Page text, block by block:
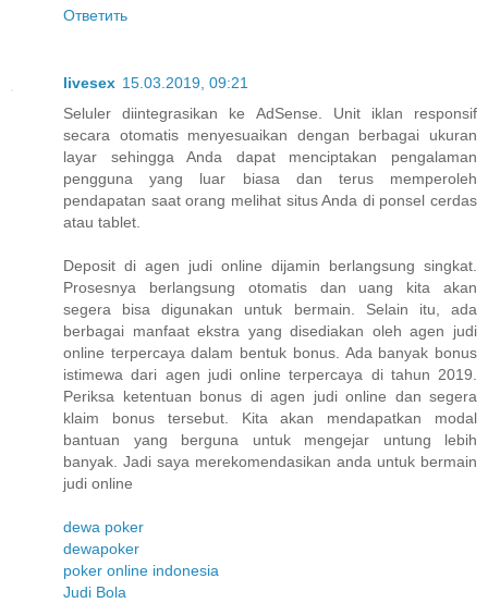
Ответить
livesex 15.03.2019, 09:21
Seluler diintegrasikan ke AdSense. Unit iklan responsif
secara otomatis menyesuaikan dengan berbagai ukuran
layar sehingga Anda dapat menciptakan pengalaman
pengguna yang luar biasa dan terus memperoleh
pendapatan saat orang melihat situs Anda di ponsel cerdas
atau tablet.
Deposit di agen judi online dijamin berlangsung singkat.
Prosesnya berlangsung otomatis dan uang kita akan
segera bisa digunakan untuk bermain. Selain itu, ada
berbagai manfaat ekstra yang disediakan oleh agen judi
online terpercaya dalam bentuk bonus. Ada banyak bonus
istimewa dari agen judi online terpercaya di tahun 2019.
Periksa ketentuan bonus di agen judi online dan segera
klaim bonus tersebut. Kita akan mendapatkan modal
bantuan yang berguna untuk mengejar untung lebih
banyak. Jadi saya merekomendasikan anda untuk bermain
judi online
dewa poker
dewapoker
poker online indonesia
Judi Bola